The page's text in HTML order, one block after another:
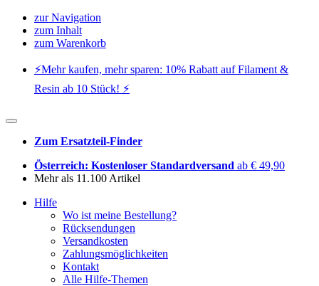
zur Navigation
zum Inhalt
zum Warenkorb
⚡️Mehr kaufen, mehr sparen: 10% Rabatt auf Filament &
Resin ab 10 Stück! ⚡️
Zum Ersatzteil-Finder
Österreich: Kostenloser Standardversand ab € 49,90
Mehr als 11.100 Artikel
Hilfe
Wo ist meine Bestellung?
Rücksendungen
Versandkosten
Zahlungsmöglichkeiten
Kontakt
Alle Hilfe-Themen